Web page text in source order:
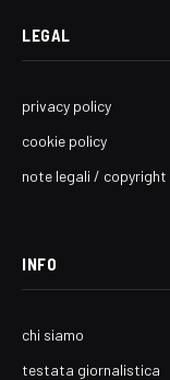
LEGAL
privacy policy
cookie policy
note legali / copyright
INFO
chi siamo
testata giornalistica